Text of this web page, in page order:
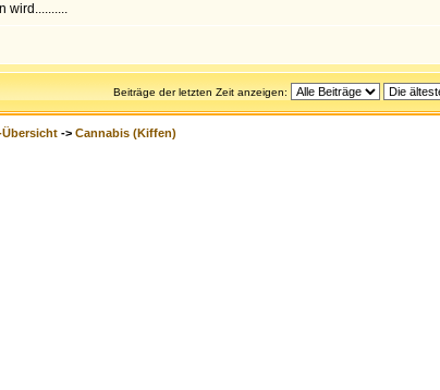
wird..........
Beiträge der letzten Zeit anzeigen:
-> Cannabis (Kiffen)